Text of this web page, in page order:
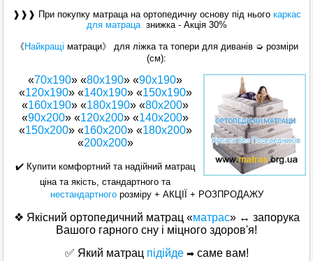
❱❱❱ При покупку матраца на ортопедичну основу під нього каркас
для матраца знижка - Акція30%
《 Найкращі матраци》 для ліжка та топери для диванів ➭ розміри
(см):
«70х190» «80х190» «90х190»
«120x190» «140х190» «150x190»
«160x190» «180x190» «80x200»
«90x200» «120x200» «140x200»
«150x200» «160х200» «180х200»
«200x200»
✔️ Купити комфортний та надійний матрац
ціна та якість, стандартного та
нестандартногорозміру + АКЦІЇ + РОЗПРОДАЖУ
❖ Якісний ортопедичний матрац «матрас» ↔ запорука
Вашого гарного сну і міцного здоров'я!
✅ Який матрац підійде ➡саме вам!